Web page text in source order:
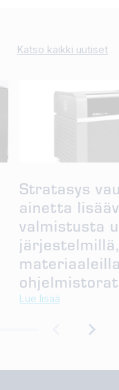
Katso kaikki uutiset
Stratasys
ainetta
valmistusta
järjestelmillä,
Lue lisää